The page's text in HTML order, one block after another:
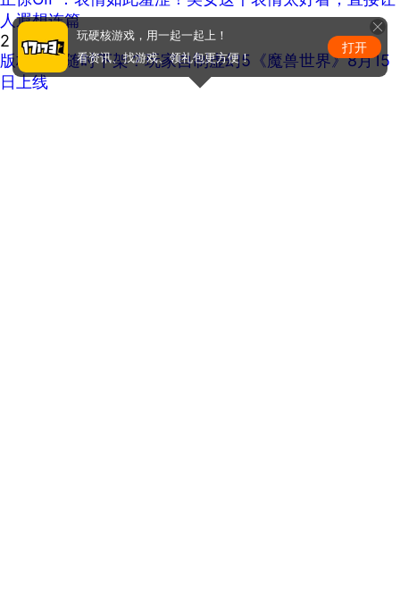
人遐想连篇
2
版权问题随时下架？玩家自制虚幻5《魔兽世界》8月15
日上线
玩硬核游戏，用一起一起上！
看资讯、找游戏、领礼包更方便！
打开